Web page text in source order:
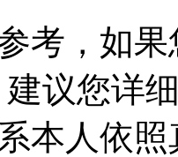
考，如
议您详
本人依